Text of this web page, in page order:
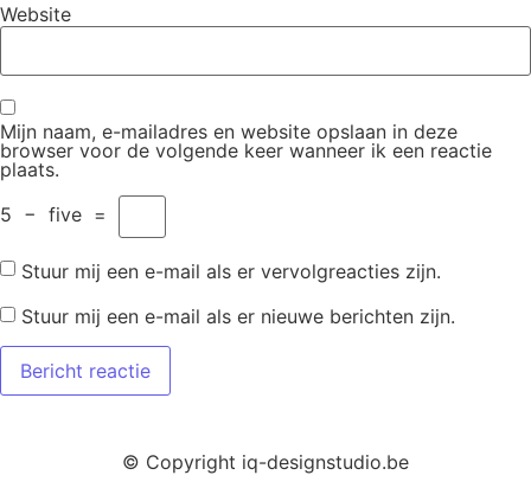
Website
Mijn naam, e-mailadres en website opslaan in deze
browser voor de volgende keer wanneer ik een reactie
plaats.
5 − five =
Stuur mij een e-mail als er vervolgreacties zijn.
Stuur mij een e-mail als er nieuwe berichten zijn.
© Copyright iq-designstudio.be